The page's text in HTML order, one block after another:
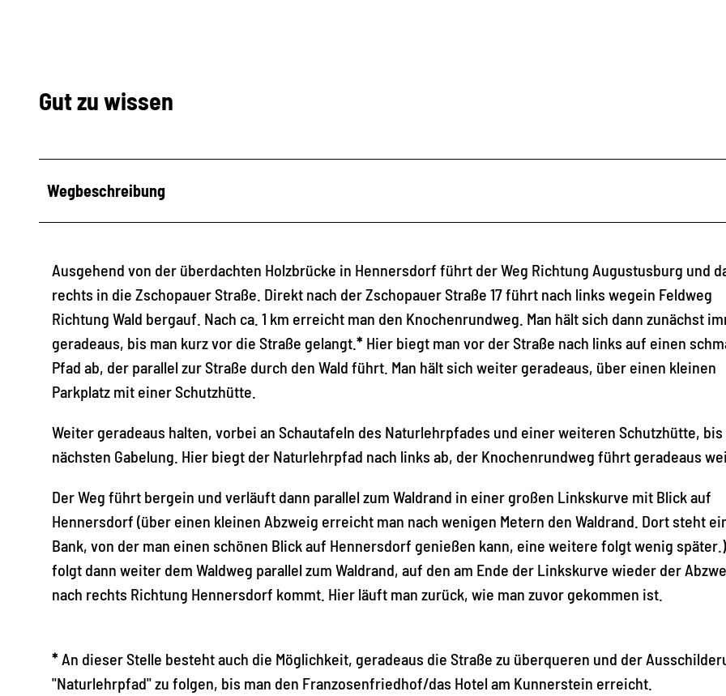
Gut zu wissen
Wegbeschreibung
Ausgehend von der überdachten Holzbrücke in Hennersdorf führt der Weg Richtung Augustusburg und
rechts in die Zschopauer Straße. Direkt nach der Zschopauer Straße 17 führt nach links wegein Feldweg
Richtung Wald bergauf. Nach ca. 1 km erreicht man den Knochenrundweg. Man hält sich dann zunächst
geradeaus, bis man kurz vor die Straße gelangt. * Hier biegt man vor der Straße nach links auf einen
Pfad ab, der parallel zur Straße durch den Wald führt. Man hält sich weiter geradeaus, über einen kleinen
Parkplatz mit einer Schutzhütte.
Weiter geradeaus halten, vorbei an Schautafeln des Naturlehrpfades und einer weiteren Schutzhütte, bis
nächsten Gabelung. Hier biegt der Naturlehrpfad nach links ab, der Knochenrundweg führt geradeaus
Der Weg führt bergein und verläuft dann parallel zum Waldrand in einer großen Linkskurve mit Blick auf
Hennersdorf (über einen kleinen Abzweig erreicht man nach wenigen Metern den Waldrand. Dort steht
Bank, von der man einen schönen Blick auf Hennersdorf genießen kann, eine weitere folgt wenig später.)
folgt dann weiter dem Waldweg parallel zum Waldrand, auf den am Ende der Linkskurve wieder der
nach rechts Richtung Hennersdorf kommt. Hier läuft man zurück, wie man zuvor gekommen ist.
* An dieser Stelle besteht auch die Möglichkeit, geradeaus die Straße zu überqueren und der
"Naturlehrpfad" zu folgen, bis man den Franzosenfriedhof/das Hotel am Kunnerstein erreicht.